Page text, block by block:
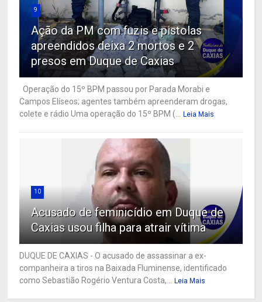
9
Ação da PM com fuzis e pistolas
apreendidos deixa 2 mortos e 2
presos em Duque de Caxias
Operação do 15º BPM passou por Parada Morabi e
Campos Elíseos; agentes também apreenderam drogas,
colete e rádio Uma operação do 15º BPM (...
Leia Mais
10
Acusado de feminicídio em Duque de
Caxias usou filha para atrair vítima
DUQUE DE CAXIAS - O acusado de assassinar a ex-
companheira a tiros na Baixada Fluminense, identificado
como Sebastião Rogério Ventura Costa,...
Leia Mais